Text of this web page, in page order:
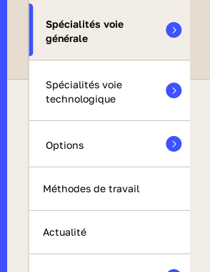
Spécialités voie
générale
Spécialités voie
technologique
Options
Méthodes de travail
Actualité